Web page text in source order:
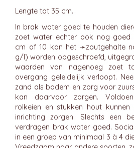
Lengte tot 35 cm.
In brak water goed te houden
zoet water echter ook nog goed
cm of 10 kan het ➛zoutgehalte
g/l) worden opgeschroefd,
waarden van nagenoeg zoet
overgang geleidelijk verloopt.
zand als bodem en zorg voor
kan daarvoor zorgen.
rolkeien en stukken hout kunnen
inrichting zorgen. Slechts een
verdragen brak water goed.
in een groep van minimaal 3 à 4